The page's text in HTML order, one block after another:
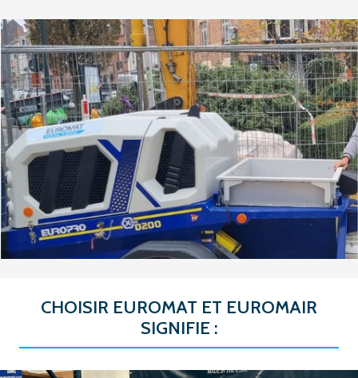
CHOISIR EUROMAT ET EUROMAIR
SIGNIFIE :